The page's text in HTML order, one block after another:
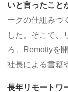
いと言ったこと
ークの仕組みづ
した。そこで、
ろ、Remottyを
社長による書籍
長年リモートワ